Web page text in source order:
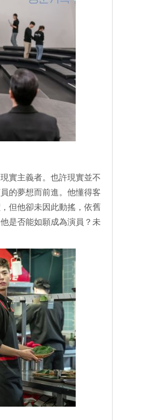
實主義者。也許現實並不
的夢想而前進。他懂得客
但他卻未因此動搖，依舊
是否能如願成為演員？未